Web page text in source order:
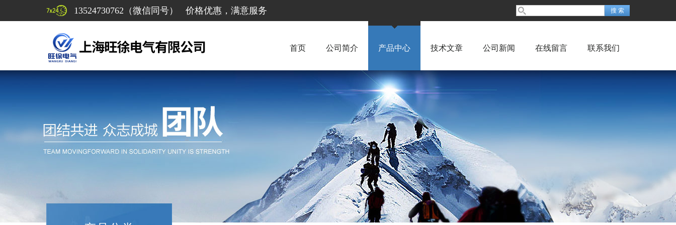
13524730762（微信同号） 价格优惠，满意服务
首页 公司简介 产品中心 技术文章 公司新闻 在线留言 联系我们